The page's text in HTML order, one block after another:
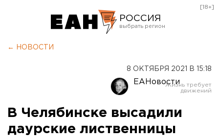
РОССИЯ
Оренбург
[18+]
← НОВОСТИ
8 ОКТЯБРЯ 2021 В 15:18
ЕАНовости
В Челябинске высадили
даурские лиственницы